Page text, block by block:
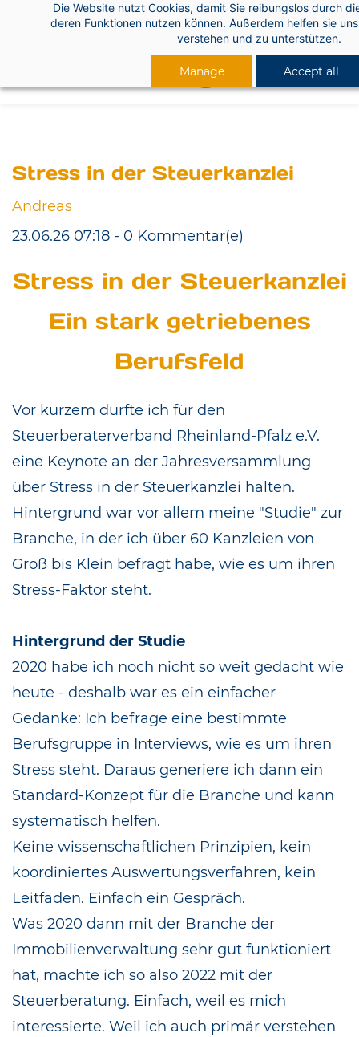
Die Website nutzt Cookies, damit Sie reibungslos durch
deren Funktionen nutzen können. Außerdem helfen sie
verstehen und zu unterstützen.
Manage Accept all
content
Stress in der Steuerkanzlei
Andreas
23.06.26 07:18 - 0 Kommentar(e)
Stress in der Steuerkanzlei
​Ein stark getriebenes
Berufsfeld
Vor kurzem durfte ich für den
Steuerberaterverband Rheinland-Pfalz e.V.
eine Keynote an der Jahresversammlung
über Stress in der Steuerkanzlei halten.
Hintergrund war vor allem meine "Studie" zur
Branche, in der ich über 60 Kanzleien von
Groß bis Klein befragt habe, wie es um ihren
Stress-Faktor steht.
Hintergrund der Studie
2020 habe ich noch nicht so weit gedacht wie
heute - deshalb war es ein einfacher
Gedanke: Ich befrage eine bestimmte
Berufsgruppe in Interviews, wie es um ihren
Stress steht. Daraus generiere ich dann ein
Standard-Konzept für die Branche und kann
systematisch helfen.
Keine wissenschaftlichen Prinzipien, kein
koordiniertes Auswertungsverfahren, kein
Leitfaden. Einfach ein Gespräch.
Was 2020 dann mit der Branche der
Immobilienverwaltung sehr gut funktioniert
hat, machte ich so also 2022 mit der
Steuerberatung. Einfach, weil es mich
interessierte. Weil ich auch primär verstehen